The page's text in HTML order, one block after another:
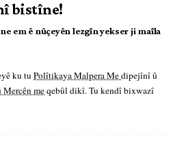
bistîne!
em ê nûçeyên lezgîn yekser ji maîla
ku tu Polîtikaya Malpera Medipejînî û
Mercên meqebûl dikî. Tu kendî bixwazî